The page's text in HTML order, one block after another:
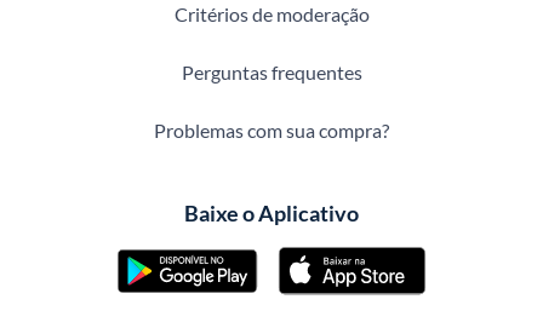
Critérios de moderação
Perguntas frequentes
Problemas com sua compra?
Baixe o Aplicativo